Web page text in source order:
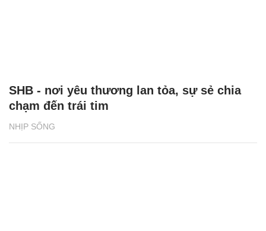
NHỊP SỐNG
SHB - nơi yêu thương lan tỏa, sự sẻ chia
chạm đến trái tim